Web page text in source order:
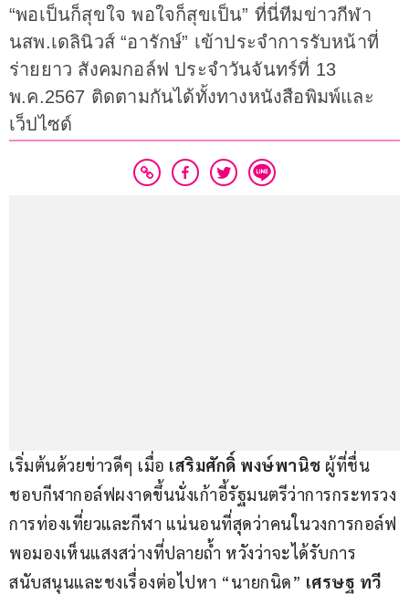
“พอเป็นก็สุขใจ พอใจก็สุขเป็น” ที่นี่ทีมข่าวกีฬา
นสพ.เดลินิวส์ “อารักษ์” เข้าประจำการรับหน้าที่
ร่ายยาว สังคมกอล์ฟ ประจำวันจันทร์ที่ 13
พ.ค.2567 ติดตามกันได้ทั้งทางหนังสือพิมพ์และ
เว็ปไซด์
เริ่มต้นด้วยข่าวดีๆ เมื่อ เสริมศักดิ์​ พงษ์พานิช ผู้ที่ชื่น
ชอบกีฬากอล์ฟผงาดขึ้นนั่งเก้าอี้รัฐมนตรีว่าการกระทรวง
การท่องเที่ยวและกีฬา แน่นอนที่สุดว่าคนในวงการกอล์ฟ
พอมองเห็นแสงสว่างที่ปลายถ้ำ หวังว่าจะได้รับการ
สนับสนุนและชงเรื่องต่อไปหา “นายกนิด” เศรษฐ ทวี